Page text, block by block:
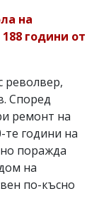
на
години от
револвер,
Според
ремонт на
години на
поражда
на
по-късно